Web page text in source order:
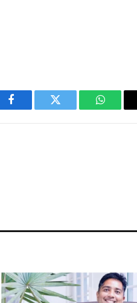
Facebook Twitter